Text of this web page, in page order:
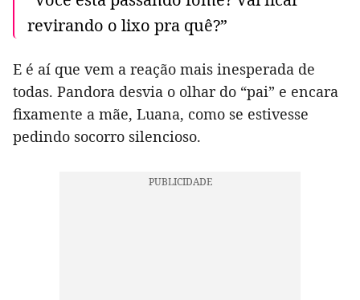
revirando o lixo pra quê?”
E é aí que vem a reação mais inesperada de
todas. Pandora desvia o olhar do “pai” e encara
fixamente a mãe, Luana, como se estivesse
pedindo socorro silencioso.